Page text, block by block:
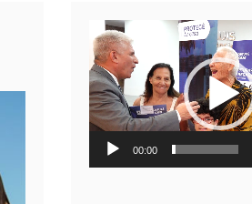
Reproductor
de
video
00:00